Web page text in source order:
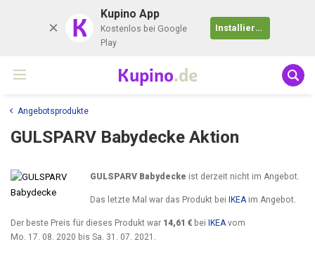
K Kupino App
Kostenlos bei Google
Play
Installieren
Kupino.de
Angebotsprodukte
GULSPARV Babydecke Aktion
GULSPARV Babydecke ist derzeit nicht im Angebot.
Das letzte Mal war das Produkt bei IKEAim Angebot.
Der beste Preis für dieses Produkt war 14,61 € bei IKEA vom
Mo. 17. 08. 2020 bis Sa. 31. 07. 2021